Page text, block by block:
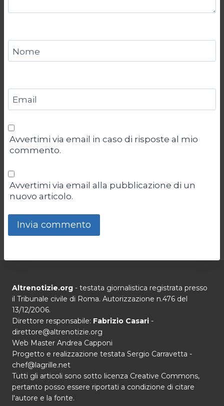
Nome
Email
Avvertimi via email in caso di risposte al mio
commento.
Avvertimi via email alla pubblicazione di un
nuovo articolo.
Altrenotizie.org - testata giornalistica registrata presso
il Tribunale civile di Roma. Autorizzazione n.476 del
13/12/2006.
Direttore responsabile: Fabrizio Casari -
direttore@altrenotizie.org
Web Master Andrea Capponi
Progetto e realizzazione testata Sergio Carravetta -
chef@lagrille.net
Tutti gli articoli sono sotto licenza Creative Commons,
pertanto posso essere riportati a condizione di citare
l'autore e la fonte.